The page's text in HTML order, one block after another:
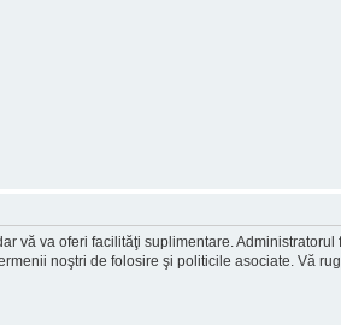
vă va oferi facilităţi suplimentare.
noştri de folosire şi politicile asociate. Vă